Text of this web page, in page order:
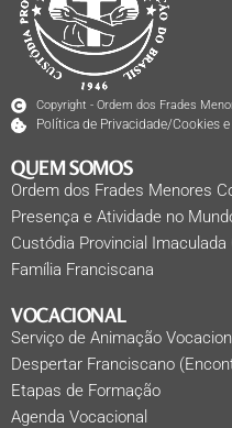
Copyright - Ordem dos Frades
Política de Privacidade/Cookies
QUEM SOMOS
Ordem dos Frades Menores
Presença e Atividade no
Custódia Provincial Imaculada
Família Franciscana
VOCACIONAL
Serviço de Animação
Despertar Franciscano
Etapas de Formação
Agenda Vocacional